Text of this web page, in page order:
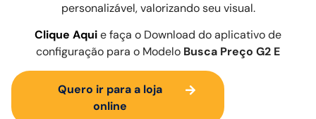
personalizável, valorizando seu visual.
Clique Aquie faça o Download do aplicativo de
configuração para o Modelo Busca Preço G2 E
Quero ir para a loja
online